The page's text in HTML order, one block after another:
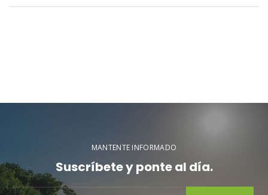
MANTENTE INFORMADO
Suscríbete y ponte al día.